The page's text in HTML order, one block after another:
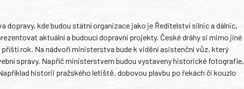
kde budou státní organizace jako je Ředitelství silnic a dálnic,
aktuální a budoucí dopravní projekty. České dráhy si mimo jiné
rok. Na nádvoří ministerstva bude k vidění asistenční vůz, který
správy. Napříč ministerstvem budou vystaveny historické fotografie,
historii pražského letiště, dobovou plavbu po řekách či kouzlo